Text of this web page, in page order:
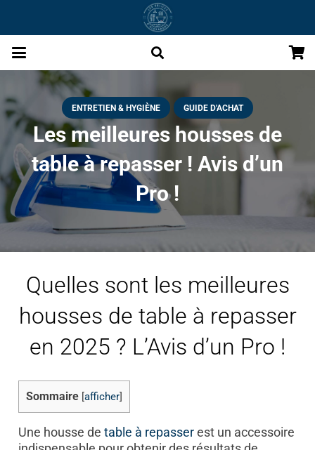
ENTRETIEN & HYGIÈNE GUIDE D'ACHAT
Les meilleures housses de
table à repasser ! Avis d’un
Pro !
Quelles sont les meilleures
housses de table à repasser
en 2025 ? L’Avis d’un Pro !
Sommaire afficher]
Une housse de table à repasserest un accessoire